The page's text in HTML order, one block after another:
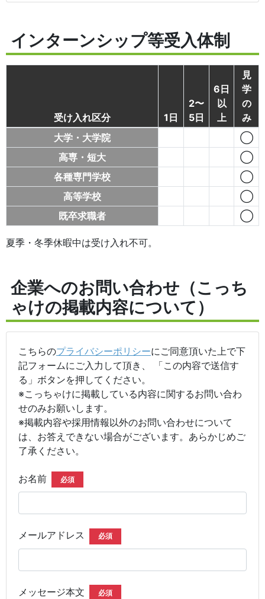
インターンシップ等受入体制
受け入れ区分 1日
2〜
5日
6日
以
上
見
学
の
み
大学・大学院
◯
高専・短大
◯
各種専門学校
◯
高等学校
◯
既卒求職者
◯
夏季・冬季休暇中は受け入れ不可。
企業へのお問い合わせ（こっち
ゃけの掲載内容について）
こちらのプライバシーポリシーにご同意頂いた上で下
記フォームにご入力して頂き、 「この内容で送信す
る」ボタンを押してください。
※こっちゃけに掲載している内容に関するお問い合わ
せのみお願いします。
※掲載内容や採用情報以外のお問い合わせについて
は、お答えできない場合がございます。あらかじめご
了承ください。
お名前 必須
メールアドレス 必須
メッセージ本文 必須